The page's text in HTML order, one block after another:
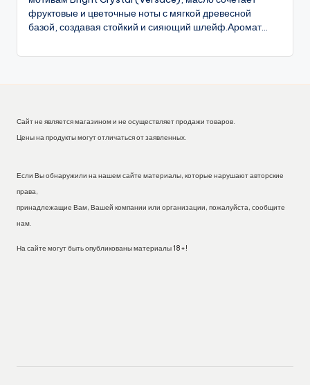
фруктовые и цветочные ноты с мягкой древесной
базой, создавая стойкий и сияющий шлейф.Аромат...
Сайт не является магазином и не осуществляет продажи товаров.
Цены на продукты могут отличаться от заявленных.
Если Вы обнаружили на нашем сайте материалы, которые нарушают авторские
права,
принадлежащие Вам, Вашей компании или организации, пожалуйста, сообщите
нам.
На сайте могут быть опубликованы материалы 18+!